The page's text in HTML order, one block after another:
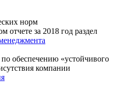
норм
отчете за 2018 год раздел
обеспечению «устойчивого
компании